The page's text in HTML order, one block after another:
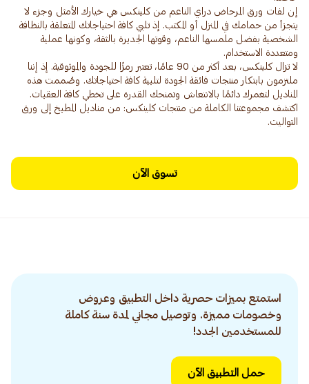
إن لفات ورق المرحاض دراي الناعم من كلينكس هي خيارك الأمثل وجزء لا
يتجزأ من حمامك في المنزل أو المكتب. إذ تلبي كافة احتياجاتك المتعلقة بالنظافة
الشخصية بفضل ملمسها الناعم، وقوتها الجديرة بالثقة، وكونها عملية
لا تزال كلينكس، بعد أكثر من 90 عامًا، تعتبر رمزًا للجودة والموثوقية. إذ إننا
ملتزمون بابتكار منتجات فائقة الجودة لتلبية كافة احتياجاتك. وصُممت هذه
المناديل لتغمرك دائمًا بالانتعاش وتمنحك القدرة على تخطي كافة العقبات.
اكتشف مجموعتنا الكاملة من منتجات كلينكس: من مناديل المطبخ إلى ورق
التواليت.
تسوق الآن
استمتع بميزات حصرية داخل التطبيق وعروض
وخصومات مميزة. وتوصيل مجاني لمدة سنة كاملة
للمستخدمين الجدد!
حمل التطبيق الآن